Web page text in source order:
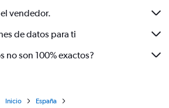
vendedor.
de datos para ti
no son 100% exactos?
Inicio
España